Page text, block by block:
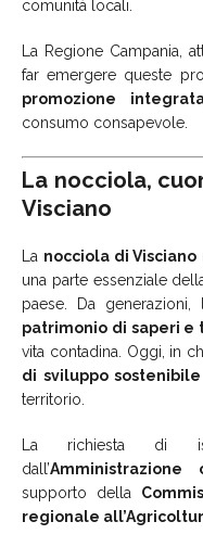
comunità locali.
La Regione Campania,
far emergere queste
promozione
consumo consapevole.
La nocciola,
Visciano
La nocciola di Visciano
una parte essenziale
paese. Da
patrimonio di saperi e
vita contadina. Oggi, in
di sviluppo sostenibile
territorio.
La richiesta di
dall’
supporto della
regionale